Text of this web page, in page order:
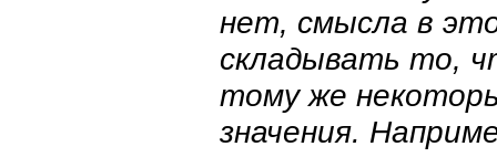
нет, смысла в
складывать то,
тому же
значения.